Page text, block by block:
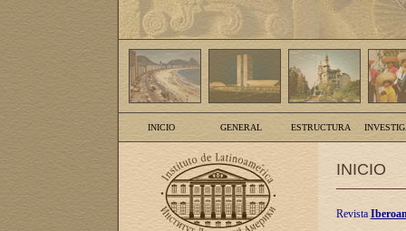
INICIO GENERAL ESTRUCTURA
INICIO
Revista